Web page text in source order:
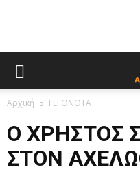
Αρχική ΓΕΓΟΝΟΤΑ
Ο ΧΡΗΣΤΟΣ
ΣΤΟΝ